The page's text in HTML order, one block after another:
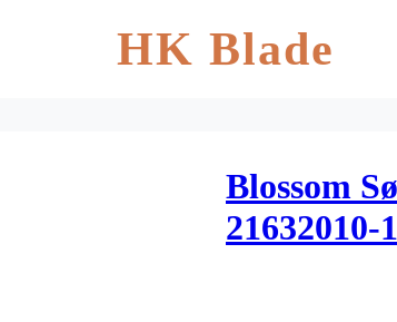
HK Blade
Blossom
21632010-